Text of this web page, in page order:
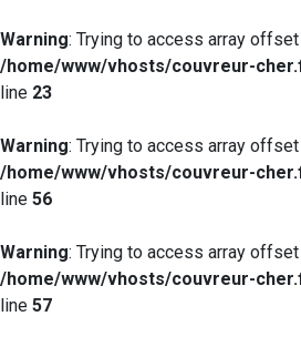
Warning: Trying to access array
/home/www/vhosts/couvreur-
line 23
Warning: Trying to access array
/home/www/vhosts/couvreur-
line 56
Warning: Trying to access array
/home/www/vhosts/couvreur-
line 57